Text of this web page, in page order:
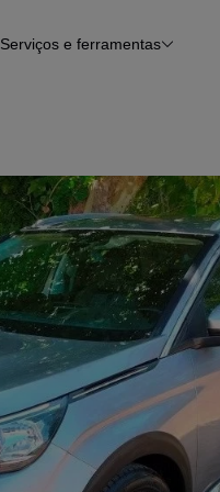
Serviços e ferramentas